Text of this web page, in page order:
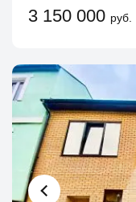
3 150 000 руб.